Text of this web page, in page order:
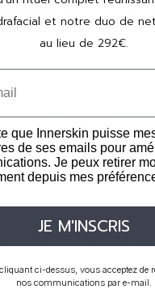
accélérée : amélioration de
causées par l'acné.
ESSENTIEL
+ FACTEURS DE
et notre duo de
au lieu de 292€.
que Innerskin puisse
de ses emails pour
Je peux retirer
depuis mes
JE M'INSCRIS
ci-dessus, vous acceptez de
nos communications par e-mail.